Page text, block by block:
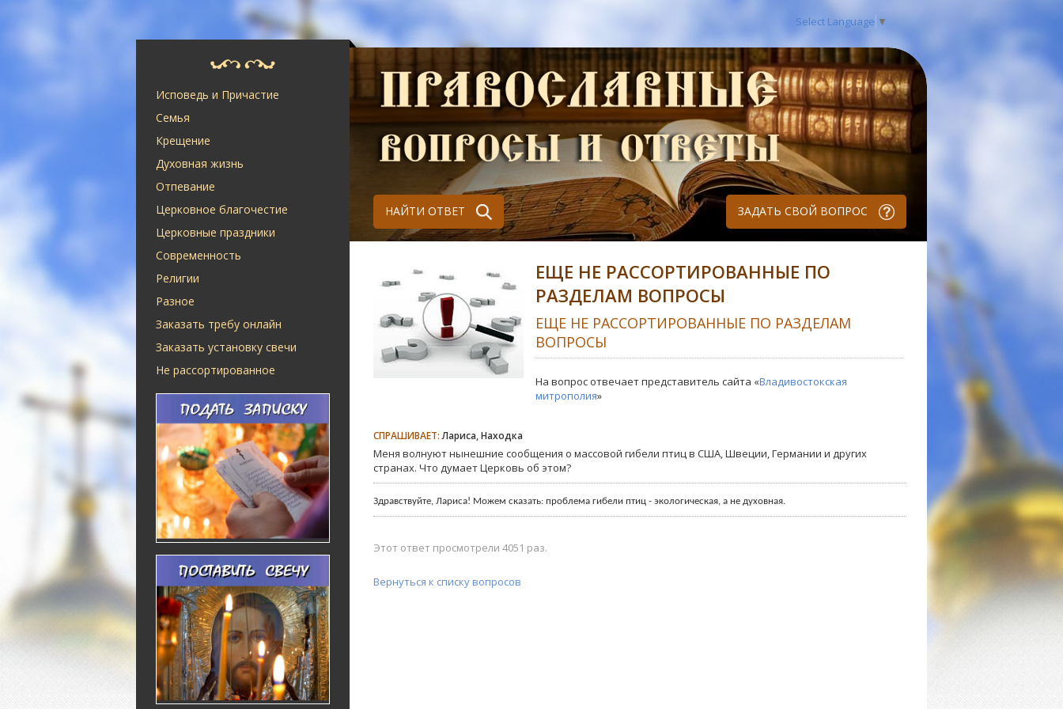
Select Language ▼
Исповедь и Причастие
Семья
Крещение
Духовная жизнь
Отпевание
Церковное благочестие
Церковные праздники
Современность
Религии
Разное
Заказать требу онлайн
Заказать установку свечи
Не рассортированное
НАЙТИ ОТВЕТ ЗАДАТЬ СВОЙ ВОПРОС
ЕЩЕ НЕ РАССОРТИРОВАННЫЕ ПО
РАЗДЕЛАМ ВОПРОСЫ
ЕЩЕ НЕ РАССОРТИРОВАННЫЕ ПО РАЗДЕЛАМ
ВОПРОСЫ
На вопрос отвечает представитель сайта «Владивостокская
митрополия»
СПРАШИВАЕТ:Лариса, Находка
Меня волнуют нынешние сообщения о массовой гибели птиц в США, Швеции, Германии и других
странах. Что думает Церковь об этом?
Здравствуйте, Лариса! Можем сказать: проблема гибели птиц - экологическая, а не духовная.
Этот ответ просмотрели 4051 раз.
Вернуться к списку вопросов